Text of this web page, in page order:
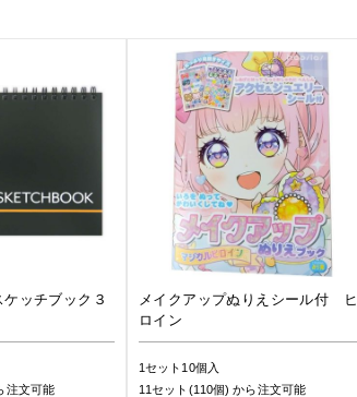
ッチブック３
注文可能
メイクアップぬりえシール付 ヒ
ロイン
1セット10個入
11セット(110個)から注文可能